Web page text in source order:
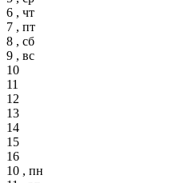
6 , чт
7 , пт
8 , сб
9 , вс
10
11
12
13
14
15
16
10 , пн